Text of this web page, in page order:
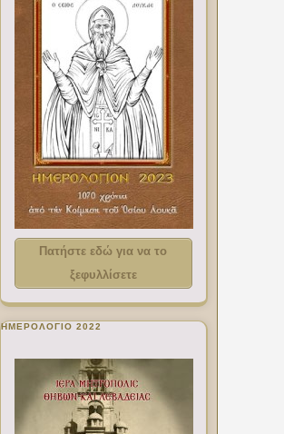
Πατήστε εδώ για να το
ξεφυλλίσετε
ΗΜΕΡΟΛΟΓΙΟ 2022